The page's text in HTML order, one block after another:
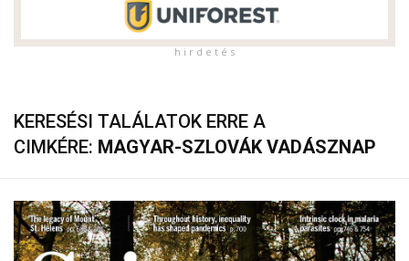
h i r d e t é s
KERESÉSI TALÁLATOK ERRE A
CIMKÉRE: MAGYAR-SZLOVÁK VADÁSZNAP